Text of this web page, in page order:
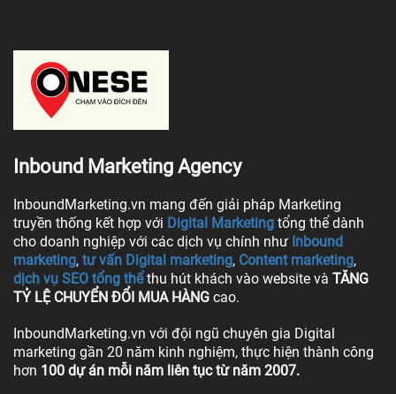
Inbound Marketing Agency
InboundMarketing.vn mang đến giải pháp Marketing
truyền thống kết hợp với Digital Marketing tổng thể dành
cho doanh nghiệp với các dịch vụ chính như Inbound
marketing, tư vấn Digital marketing, Content marketing,
dịch vụ SEO tổng thể thu hút khách vào website và TĂNG
TỶ LỆ CHUYỂN ĐỔI MUA HÀNG cao.
InboundMarketing.vn với đội ngũ chuyên gia Digital
marketing gần 20 năm kinh nghiệm, thực hiện thành công
hơn 100 dự án mỗi năm liên tục từ năm 2007.